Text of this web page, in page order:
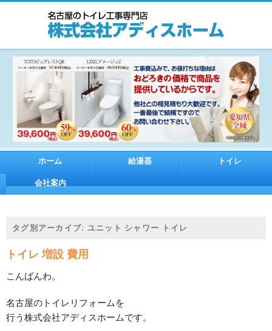
ホーム 給湯器 トイレ
会社案内
タグ別アーカイブ: ユニット シャワー トイレ
トイレ 増設 費用
こんばんわ。
名古屋のトイレリフォームを
行う株式会社アディスホームです。